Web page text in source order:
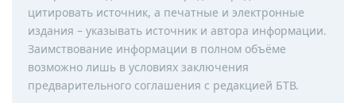
цитировать источник, а печатные и электронные
издания – указывать источник и автора информации.
Заимствование информации в полном объёме
возможно лишь в условиях заключения
предварительного соглашения с редакцией БТВ.